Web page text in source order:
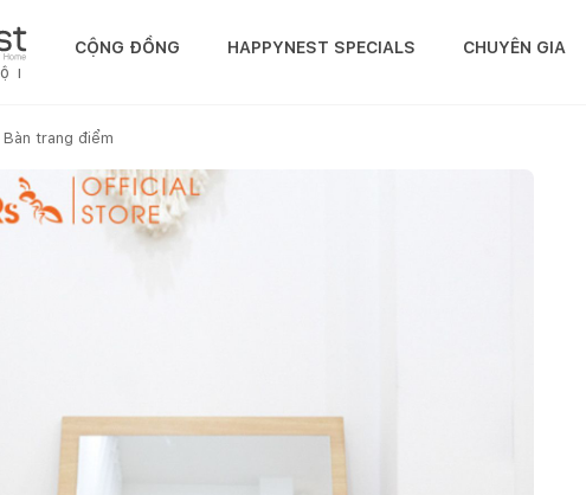
Ộ I
CỘNG ĐỒNG HAPPYNEST SPECIALS CHUYÊN GIA
Bàn trang điểm